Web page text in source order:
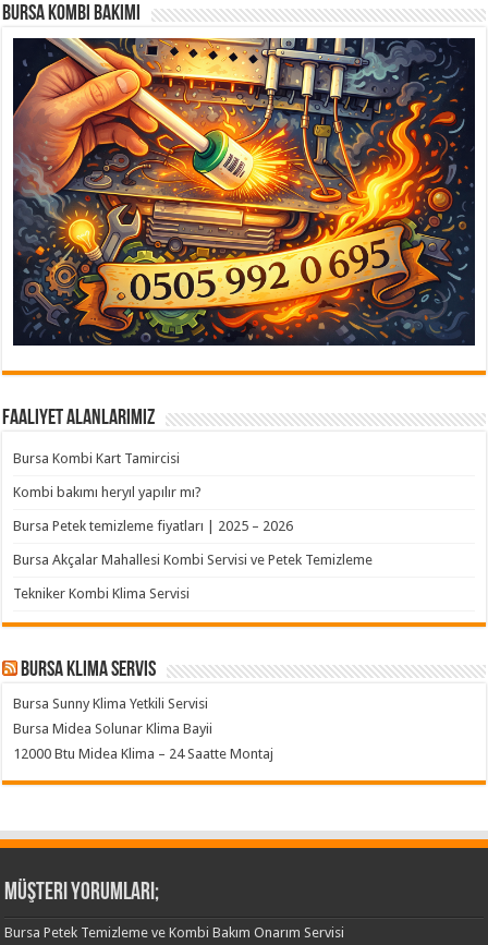
Bursa Kombi Bakımı
Faaliyet Alanlarımız
Bursa Kombi Kart Tamircisi
Kombi bakımı heryıl yapılır mı?
Bursa Petek temizleme fiyatları | 2025 – 2026
Bursa Akçalar Mahallesi Kombi Servisi ve Petek Temizleme
Tekniker Kombi Klima Servisi
Bursa klima servis
Bursa Sunny Klima Yetkili Servisi
Bursa Midea Solunar Klima Bayii
12000 Btu Midea Klima – 24 Saatte Montaj
Müşteri Yorumları;
Bursa Petek Temizleme ve Kombi Bakım Onarım Servisi